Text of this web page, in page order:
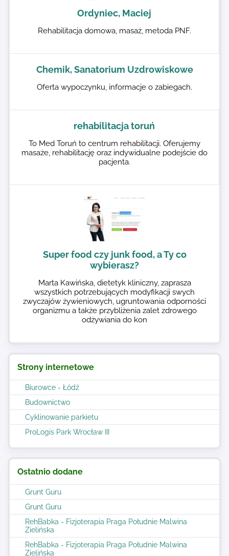
Strony internetowe
Biurowce - Łódź
Budownictwo
Cyklinowanie parkietu
ProLogis Park Wrocław III
Ostatnio dodane
Grunt Guru
Grunt Guru
RehBabka - Fizjoterapia Praga Południe Malwina
Zielińska
RehBabka - Fizjoterapia Praga Południe Malwina
Zielińska
Ordyniec, Maciej
Rehabilitacja domowa, masaż, metoda PNF.
Chemik, Sanatorium Uzdrowiskowe
Oferta wypoczynku, informacje o zabiegach.
rehabilitacja toruń
To Med Toruń to centrum rehabilitacji. Oferujemy
masaże, rehabilitację oraz indywidualne podejście do
pacjenta.
Super food czy junk food, a Ty co
wybierasz?
Marta Kawińska, dietetyk kliniczny, zaprasza
wszystkich potrzebujących modyfikacji swych
zwyczajów żywieniowych, ugruntowania odporności
organizmu a także przybliżenia zalet zdrowego
odżywiania do kon